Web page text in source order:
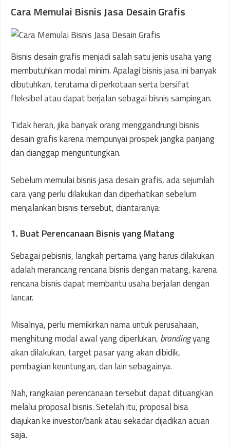
Cara Memulai Bisnis Jasa Desain Grafis
Bisnis desain grafis menjadi salah satu jenis usaha yang
membutuhkan modal minim. Apalagi bisnis jasa ini banyak
dibutuhkan, terutama di perkotaan serta bersifat
fleksibel atau dapat berjalan sebagai bisnis sampingan.
Tidak heran, jika banyak orang menggandrungi bisnis
desain grafis karena mempunyai prospek jangka panjang
dan dianggap menguntungkan.
Sebelum memulai bisnis jasa desain grafis, ada sejumlah
cara yang perlu dilakukan dan diperhatikan sebelum
menjalankan bisnis tersebut, diantaranya:
1. Buat Perencanaan Bisnis yang Matang
Sebagai pebisnis, langkah pertama yang harus dilakukan
adalah merancang rencana bisnis dengan matang, karena
rencana bisnis dapat membantu usaha berjalan dengan
lancar.
Misalnya, perlu memikirkan nama untuk perusahaan,
menghitung modal awal yang diperlukan, brandingyang
akan dilakukan, target pasar yang akan dibidik,
pembagian keuntungan, dan lain sebagainya.
Nah, rangkaian perencanaan tersebut dapat dituangkan
melalui proposal bisnis. Setelah itu, proposal bisa
diajukan ke investor/bank atau sekadar dijadikan acuan
saja.